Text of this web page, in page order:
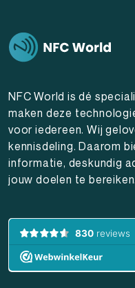
NFC World is dé
maken deze
voor iedereen. Wij
kennisdeling. Daarom
informatie, deskundig
jouw doelen te bereiken.